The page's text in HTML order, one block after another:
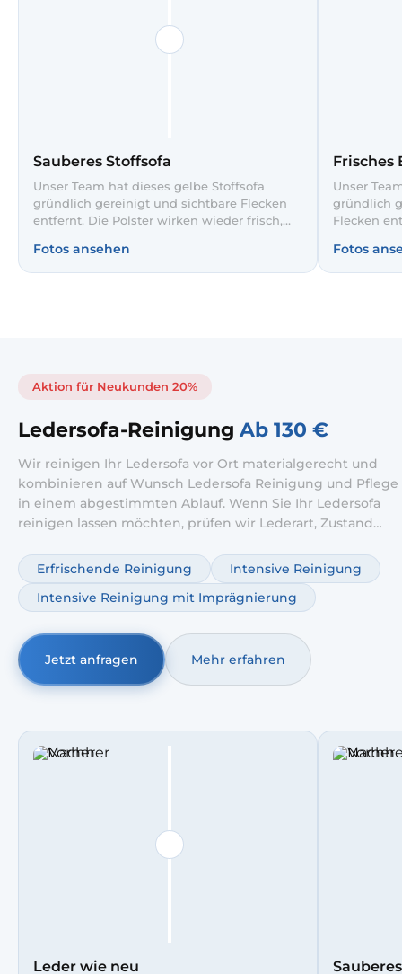
Sauberes Stoffsofa
Unser Team hat dieses gelbe Stoffsofa
gründlich gereinigt und sichtbare Flecken
entfernt. Die Polster wirken wieder frisch,
Lieblingssofa noch lange wie neu.
Fotos ansehen
Frisches
Unser
gründlich
Flecken
Sofa
Gäste.
Fotos
Aktion für Neukunden 20%
Ledersofa-Reinigung Ab 130 €
Wir reinigen Ihr Ledersofa vor Ort materialgerecht und
kombinieren auf Wunsch Ledersofa Reinigung und Pflege
in einem abgestimmten Ablauf. Wenn Sie Ihr Ledersofa
reinigen lassen möchten, prüfen wir Lederart, Zustand
Ergänzend ist ein Ledersofa Pflege Service möglich, damit
das Leder geschmeidig bleibt und länger gut aussieht.
Erfrischende Reinigung
Intensive Reinigung
Intensive Reinigung mit Imprägnierung
Jetzt anfragen Mehr erfahren
Leder wie neu